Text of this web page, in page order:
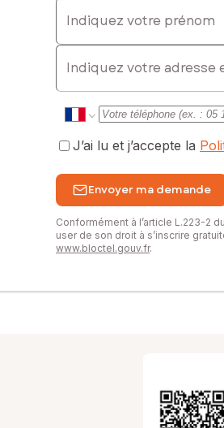
Indiquez votre prénom
E-mail
J’ai lu et j’accepte la
Envoyer ma demande
Conformément à l’article L.223-2
user de son droit à s’inscrire
www.bloctel.gouv.fr.